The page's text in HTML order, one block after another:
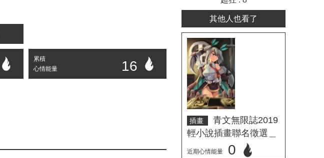
累積
心情能量
16
其他人也看了
插畫
青文無限誌2019
輕小說插畫聯名徵選＿
近期心情能量 0